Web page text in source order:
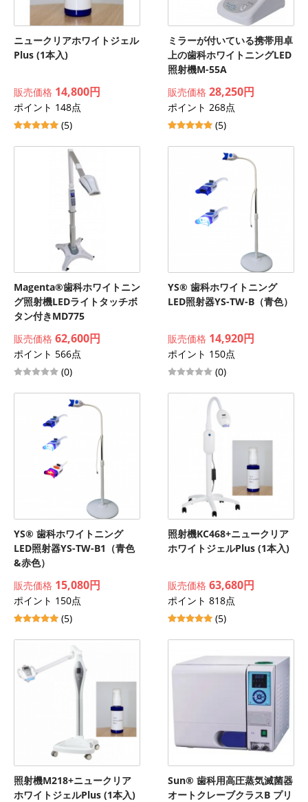
ニュークリアホワイトジェル
Plus (1本入)
販売価格 14,800円
ポイント 148点
(5)
ミラーが付いている携帯用卓
上の歯科ホワイトニングLED
照射機M-55A
販売価格 28,250円
ポイント 268点
(5)
Magenta®歯科ホワイトニン
グ照射機LEDライトタッチボ
タン付きMD775
販売価格 62,600円
ポイント 566点
(0)
YS® 歯科ホワイトニング
LED照射器YS-TW-B（青色）
販売価格 14,920円
ポイント 150点
(0)
YS® 歯科ホワイトニング
LED照射器YS-TW-B1（青色
&赤色）
販売価格 15,080円
ポイント 150点
(5)
照射機KC468+ニュークリア
ホワイトジェルPlus (1本入)
販売価格 63,680円
ポイント 818点
(5)
照射機M218+ニュークリア
ホワイトジェルPlus (1本入)
Sun® 歯科用高圧蒸気滅菌器
オートクレーブクラスB プリ